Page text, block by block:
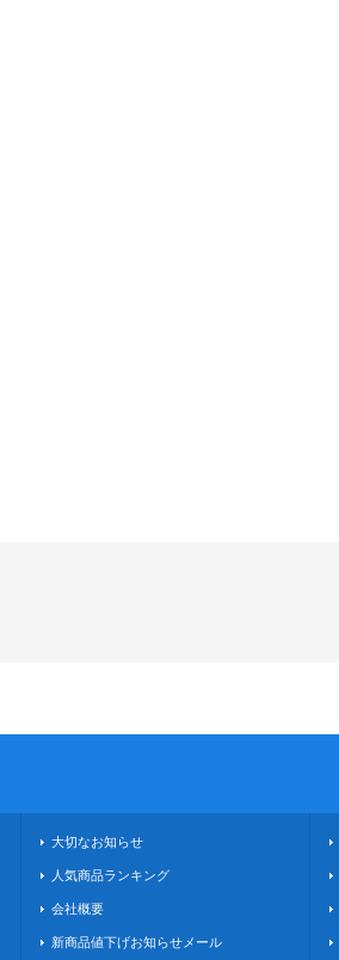
大切なお知らせ
人気商品ランキング
会社概要
新商品値下げお知らせメール